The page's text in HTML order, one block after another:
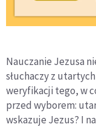
Nauczanie Jezusa
słuchaczy z
weryfikacji tego, w
przed wyborem:
wskazuje Jezus? I